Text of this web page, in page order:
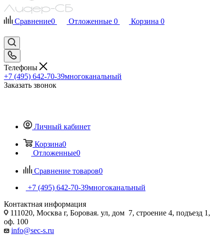
Сравнение0 Отложенные 0 Корзина 0
Телефоны
+7 (495) 642-70-39многоканальный
Заказать звонок
Личный кабинет
Корзина0
Отложенные0
Сравнение товаров0
+7 (495) 642-70-39многоканальный
Контактная информация
111020, Москва г, Боровая. ул, дом 7, строение 4, подъезд 1,
оф. 100
info@sec-s.ru